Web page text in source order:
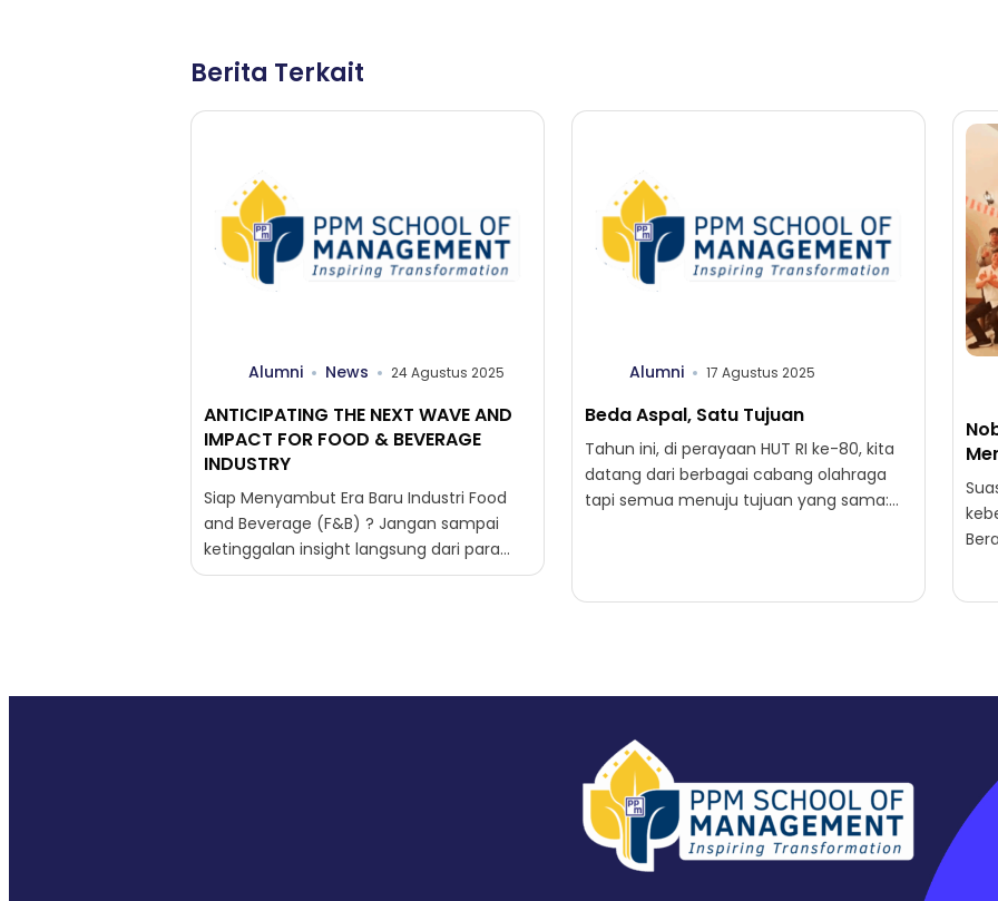
Berita Terkait
Alumni News 24 Agustus 2025
ANTICIPATING THE NEXT WAVE AND
IMPACT FOR FOOD & BEVERAGE
INDUSTRY
Siap Menyambut Era Baru Industri Food
and Beverage (F&B) ? Jangan sampai
ketinggalan insight langsung dari para
pemimpin industri F&B! Catat tanggalnya
Alumni 17 Agustus 2025
Beda Aspal, Satu Tujuan
Tahun ini, di perayaan HUT RI ke-80, kita
datang dari berbagai cabang olahraga
tapi semua menuju tujuan yang sama: